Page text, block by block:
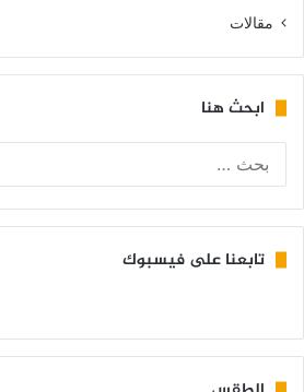
مقالات
ابحث هنا
تابعنا على فيسبوك